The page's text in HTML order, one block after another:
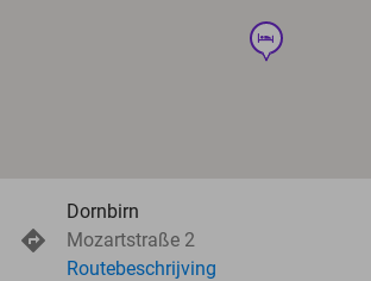
hotel
Dornbirn
Mozartstraße 2
Routebeschrijving